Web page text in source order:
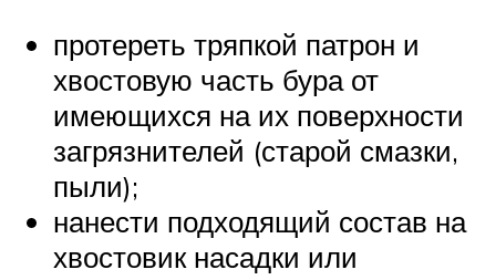
протереть тряпкой патрон и
хвостовую часть бура от
имеющихся на их поверхности
загрязнителей (старой смазки,
пыли);
нанести подходящий состав на
хвостовик насадки или